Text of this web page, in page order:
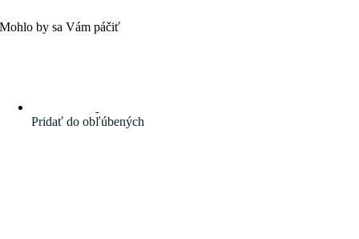
Mohlo by sa Vám páčiť
Pridať do obľúbených